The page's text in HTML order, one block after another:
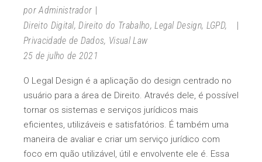
porAdministrador
Direito Digital,Direito do Trabalho,Legal Design, LGPD,
Privacidade de Dados, Visual Law
25 de julho de 2021
O Legal Design é a aplicação do design centrado no
usuário para a área de Direito. Através dele, é possível
tornar os sistemas e serviços jurídicos mais
eficientes, utilizáveis ​​e satisfatórios. É também uma
maneira de avaliar e criar um serviço jurídico com
foco em quão utilizável, útil e envolvente ele é. Essa